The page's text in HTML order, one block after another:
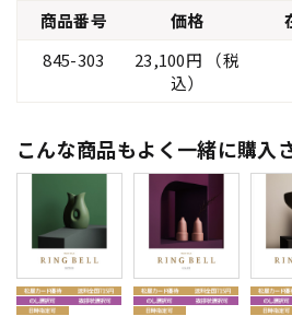
商品番号 価格
845-303
23,100円 （税
込）
こんな商品もよく一緒に購入